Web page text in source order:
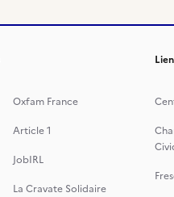
Oxfam France
Article 1
JobIRL
La Cravate Solidaire